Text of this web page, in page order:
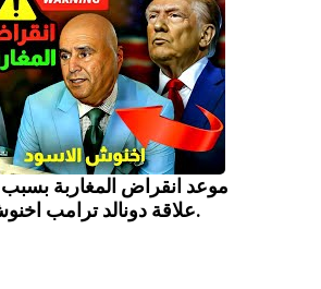
موعد انقراض المغاربة بسبب
علاقة دونالد ترامب اخنوش بهذا الموضوع.